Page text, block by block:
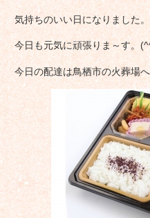
気持ちのいい日になりました。
今日も元気に頑張りま～す。
今日の配達は鳥栖市の火葬場へ